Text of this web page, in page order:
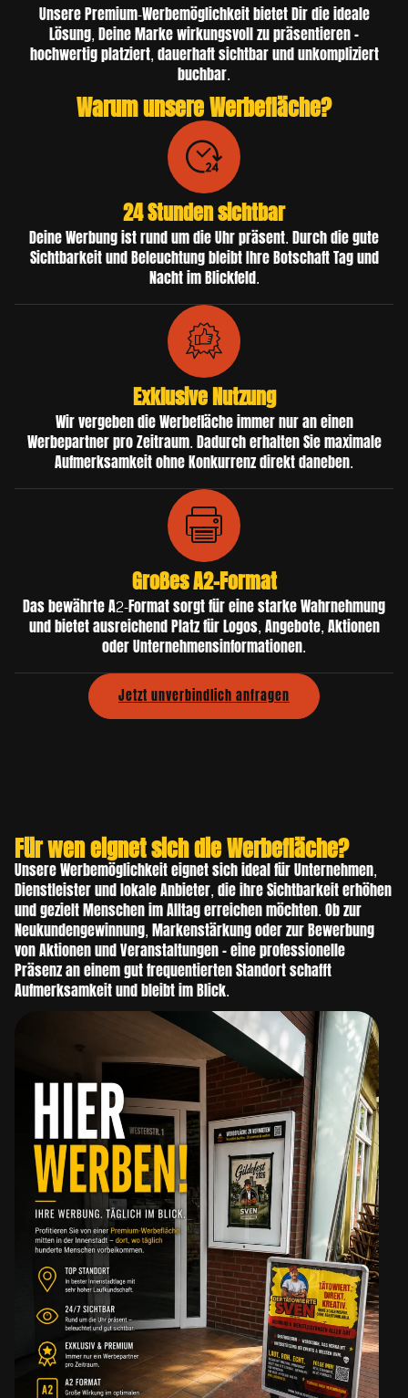
Unsere Premium-Werbemöglichkeit bietet Dir die ideale
Lösung, Deine Marke wirkungsvoll zu präsentieren –
hochwertig platziert, dauerhaft sichtbar und unkompliziert
buchbar.
Warum unsere Werbefläche?
24 Stunden sichtbar
Deine Werbung ist rund um die Uhr präsent. Durch die gute
Sichtbarkeit und Beleuchtung bleibt Ihre Botschaft Tag und
Nacht im Blickfeld.
Exklusive Nutzung
Wir vergeben die Werbefläche immer nur an einen
Werbepartner pro Zeitraum. Dadurch erhalten Sie maximale
Aufmerksamkeit ohne Konkurrenz direkt daneben.
Großes A2-Format
Das bewährte A2-Format sorgt für eine starke Wahrnehmung
und bietet ausreichend Platz für Logos, Angebote, Aktionen
oder Unternehmensinformationen.
Jetzt unverbindlich anfragen
Für wen eignet sich die Werbefläche?
Unsere Werbemöglichkeit eignet sich ideal für Unternehmen,
Dienstleister und lokale Anbieter, die ihre Sichtbarkeit erhöhen
und gezielt Menschen im Alltag erreichen möchten. Ob zur
Neukundengewinnung, Markenstärkung oder zur Bewerbung
von Aktionen und Veranstaltungen – eine professionelle
Präsenz an einem gut frequentierten Standort schafft
Aufmerksamkeit und bleibt im Blick.